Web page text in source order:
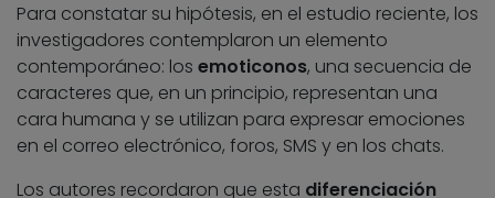
Para constatar su hipótesis, en el estudio reciente, los
investigadores contemplaron un elemento
contemporáneo: los emoticonos, una secuencia de
caracteres que, en un principio, representan una
cara humana y se utilizan para expresar emociones
en el correo electrónico, foros, SMS y en los chats.
Los autores recordaron que esta diferenciación